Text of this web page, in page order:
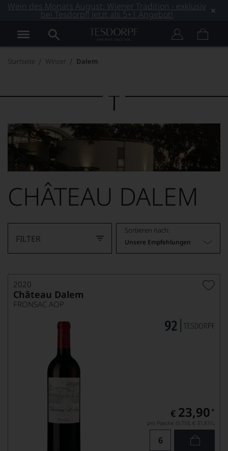
Wein des Monats August: Wiener Tradition - exklusiv
bei Tesdorpf! Jetzt als 5+1 Angebot!
Startseite Winzer Dalem
CHÂTEAU DALEM
FILTER
Sortieren nach:
Unsere Empfehlungen
2020
Château Dalem
FRONSAC AOP
€ 23,90 *
pro Flasche (0.75l), € 31,87/L